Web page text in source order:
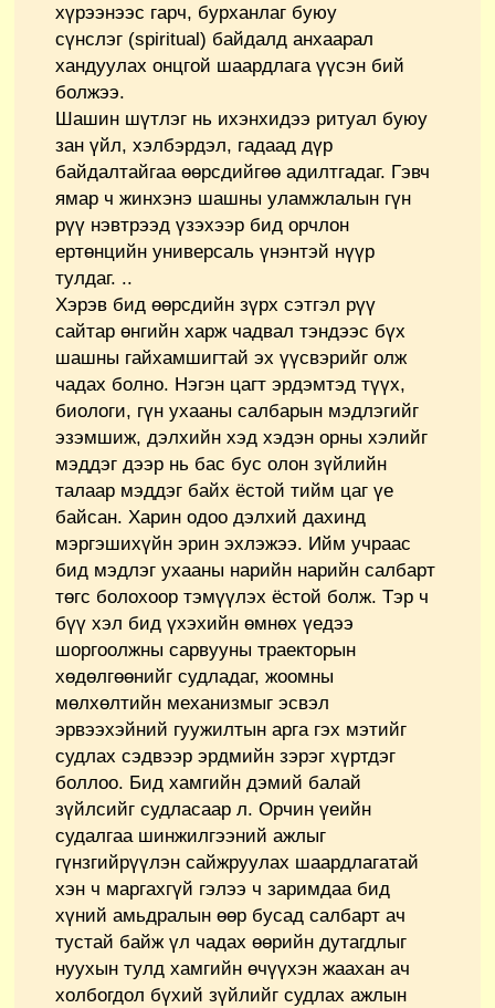
хүрээнээс гарч, бурханлаг буюу
сүнслэг (spiritual) байдалд анхаарал
хандуулах онцгой шаардлага үүсэн бий
болжээ.
Шашин шүтлэг нь ихэнхидээ ритуал буюу
зан үйл, хэлбэрдэл, гадаад дүр
байдалтайгаа өөрсдийгөө адилтгадаг. Гэвч
ямар ч жинхэнэ шашны уламжлалын гүн
рүү нэвтрээд үзэхээр бид орчлон
ертөнцийн универсаль үнэнтэй нүүр
тулдаг. ..
Хэрэв бид өөрсдийн зүрх сэтгэл рүү
сайтар өнгийн харж чадвал тэндээс бүх
шашны гайхамшигтай эх үүсвэрийг олж
чадах болно. Нэгэн цагт эрдэмтэд түүх,
биологи, гүн ухааны салбарын мэдлэгийг
эзэмшиж, дэлхийн хэд хэдэн орны хэлийг
мэддэг дээр нь бас бус олон зүйлийн
талаар мэддэг байх ёстой тийм цаг үе
байсан. Харин одоо дэлхий дахинд
мэргэшихүйн эрин эхлэжээ. Ийм учраас
бид мэдлэг ухааны нарийн нарийн салбарт
төгс болохоор тэмүүлэх ёстой болж. Тэр ч
бүү хэл бид үхэхийн өмнөх үедээ
шоргоолжны сарвууны траекторын
хөдөлгөөнийг судладаг, жоомны
мөлхөлтийн механизмыг эсвэл
эрвээхэйний гуужилтын арга гэх мэтийг
судлах сэдвээр эрдмийн зэрэг хүртдэг
боллоо. Бид хамгийн дэмий балай
зүйлсийг судласаар л. Орчин үеийн
судалгаа шинжилгээний ажлыг
гүнзгийрүүлэн сайжруулах шаардлагатай
хэн ч маргахгүй гэлээ ч заримдаа бид
хүний амьдралын өөр бусад салбарт ач
тустай байж үл чадах өөрийн дутагдлыг
нуухын тулд хамгийн өчүүхэн жаахан ач
холбогдол бүхий зүйлийг судлах ажлын